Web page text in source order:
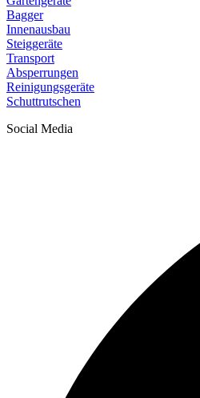
Bagger
Innenausbau
Steiggeräte
Transport
Absperrungen
Reinigungsgeräte
Schuttrutschen
Social Media